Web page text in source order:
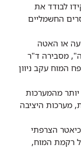
לבודד את
החשמליים
או האטה
מסבירה ד"ר
המוח עקב ניוון
מהמערכות
מערכות היציבה
הנוירו־פסיכיאטר הצרפתי
רקמת המוח,